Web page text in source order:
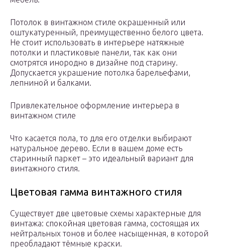
Потолок в винтажном стиле окрашенный или
оштукатуренный, преимущественно белого цвета.
Не стоит использовать в интерьере натяжные
потолки и пластиковые панели, так как они
смотрятся инородно в дизайне под старину.
Допускается украшение потолка барельефами,
лепниной и балками.
Привлекательное оформление интерьера в
винтажном стиле
Что касается пола, то для его отделки выбирают
натуральное дерево. Если в вашем доме есть
старинный паркет – это идеальный вариант для
винтажного стиля.
Цветовая гамма винтажного стиля
Существует две цветовые схемы характерные для
винтажа: спокойная цветовая гамма, состоящая их
нейтральных тонов и более насыщенная, в которой
преобладают тёмные краски.